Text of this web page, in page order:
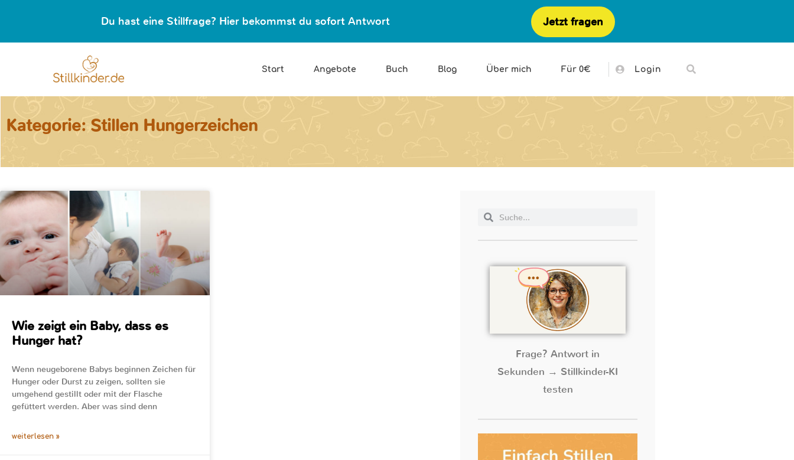
Du hast eine Stillfrage? Hier bekommst du sofort Antwort Jetzt fragen
Start Angebote Buch Blog Über mich Für 0€ Login
Kategorie: Stillen Hungerzeichen
Wie zeigt ein Baby, dass es
Hunger hat?
Wenn neugeborene Babys beginnen Zeichen für
Hunger oder Durst zu zeigen, sollten sie
umgehend gestillt oder mit der Flasche
gefüttert werden. Aber was sind denn
weiterlesen »
Frage? Antwort in
Sekunden → Stillkinder-KI
testen